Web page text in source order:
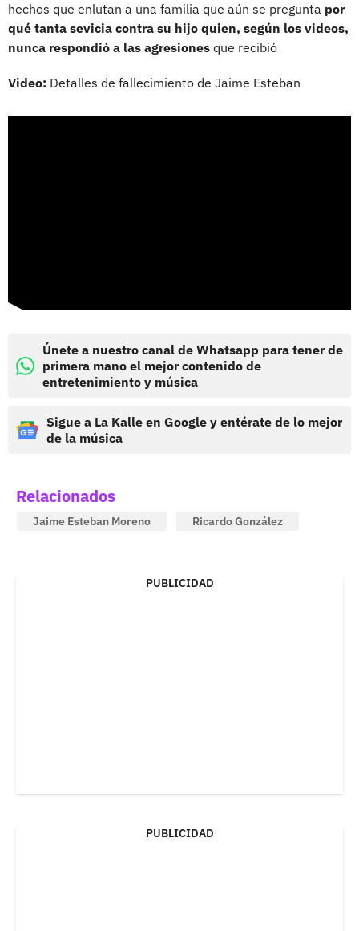
hechos que enlutan a una familia que aún se pregunta por
qué tanta sevicia contra su hijo quien, según los videos,
nunca respondió a las agresiones que recibió
Video: Detalles de fallecimiento de Jaime Esteban
Únete a nuestro canal de Whatsapp para tener de
primera mano el mejor contenido de
entretenimiento y música
Sigue a La Kalle en Google y entérate de lo mejor
de la música
Relacionados
Jaime Esteban Moreno Ricardo González
PUBLICIDAD
PUBLICIDAD